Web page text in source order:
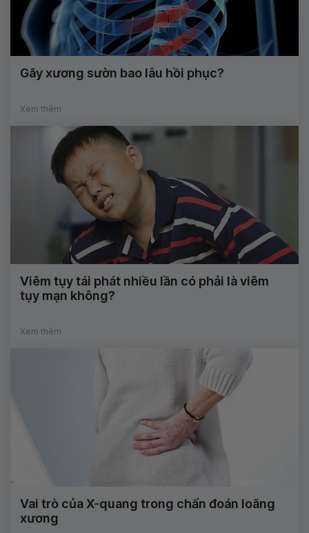
Gãy xương sườn bao lâu hồi phục?
Xem thêm
Viêm tụy tái phát nhiều lần có phải là viêm
tụy mạn không?
Xem thêm
Vai trò của X-quang trong chẩn đoán loãng
xương